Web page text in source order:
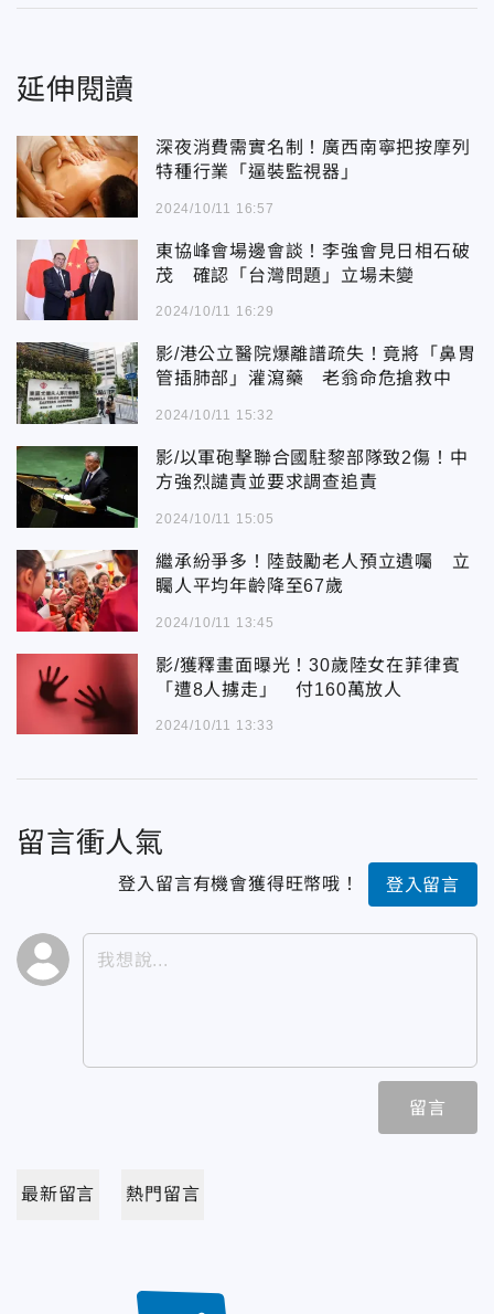
延伸閱讀
深夜消費需實名制！廣西南寧把按摩列
特種行業「逼裝監視器」
2024/10/11 16:57
東協峰會場邊會談！李強會見日相石破
茂 確認「台灣問題」立場未變
2024/10/11 16:29
影/港公立醫院爆離譜疏失！竟將「鼻胃
管插肺部」灌瀉藥 老翁命危搶救中
2024/10/11 15:32
影/以軍砲擊聯合國駐黎部隊致2傷！中
方強烈譴責並要求調查追責
2024/10/11 15:05
繼承紛爭多！陸鼓勵老人預立遺囑 立
矚人平均年齡降至67歲
2024/10/11 13:45
影/獲釋畫面曝光！30歲陸女在菲律賓
「遭8人擄走」 付160萬放人
2024/10/11 13:33
留言衝人氣
登入留言有機會獲得旺幣哦！ 登入留言
留言
最新留言 熱門留言